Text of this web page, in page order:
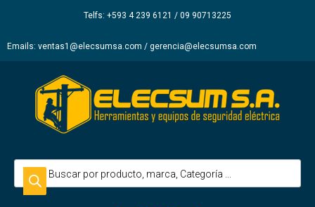
Telfs: +593 4 239 6121 / 09 90713225
Emails: ventas1@elecsumsa.com / gerencia@elecsumsa.com